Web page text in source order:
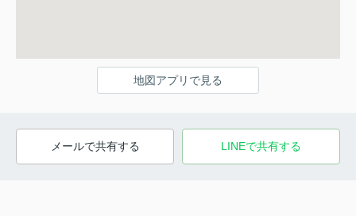
地図アプリで見る
メールで共有する LINEで共有する